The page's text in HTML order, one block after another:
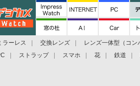
ラーレス 交換レンズ レンズ一体型（コン
ストラップ スマホ 花 鉄道